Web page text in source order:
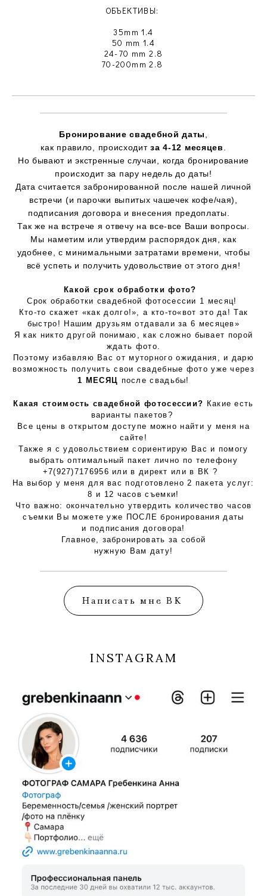
ОБЪЕКТИВЫ:
35mm 1.4
50 mm 1.4
24-70 mm 2.8
70-200mm 2.8
Бронирование свадебной даты
как правило, происходитза 4-12 месяцев
Но бывают и экстренные случаи, когда бронирование
происходит за пару недель до даты!
Дата считается забронированной после нашей личной
встречи (и парочки выпитых чашечек кофе/чая),
подписания договора и внесения предоплаты. ⠀
Так же на встрече я отвечу на все-все Ваши вопросы.
Мы наметим или утвердим распорядок дня, как
удобнее, с минимальными затратами времени, чтобы
всё успеть и получить удовольствие от этого дня!
Какой срок обработки фото?
Срок обработки свадебной фотосессии 1 месяц!
Кто-то скажет «как долго!», а кто-то«вот это да! Так
быстро! Нашим друзьям отдавали за 6 месяцев»
Я как никто другой понимаю, как сложно бывает порой
ждать фото.
Поэтому избавляю Вас от муторного ожидания, и дарю
возможность получить свои свадебные фото уже через
1 МЕСЯЦ после свадьбы!
Какая стоимость свадебной фотосессии? Какие есть
варианты пакетов?
Все цены в открытом доступе можно найти у меня на
сайте!
Также я с удовольствием сориентирую Вас и помогу
выбрать оптимальный пакет лично по телефону
+7(927)7176956 или в директ или в ВК ?⠀
На выбор у меня для вас подготовлено 2 пакета услуг:
8 и 12 часов съемки!
Что важно: окончательно утвердить количество часов
съемки Вы можете уже ПОСЛЕ бронирования даты
и подписания договора!
Главное, забронировать за собой
нужную Вам дату!
Написать мне ВК
INSTAGRAM